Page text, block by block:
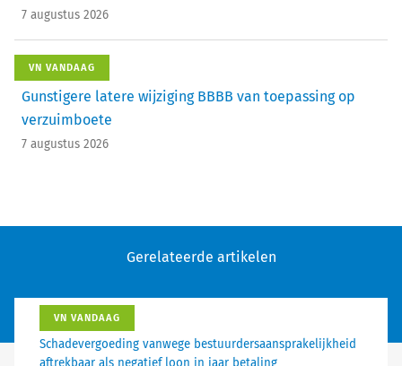
7 augustus 2026
VN VANDAAG
Gunstigere latere wijziging BBBB van toepassing op
verzuimboete
7 augustus 2026
Gerelateerde artikelen
VN VANDAAG
Schadevergoeding vanwege bestuurdersaansprakelijkheid